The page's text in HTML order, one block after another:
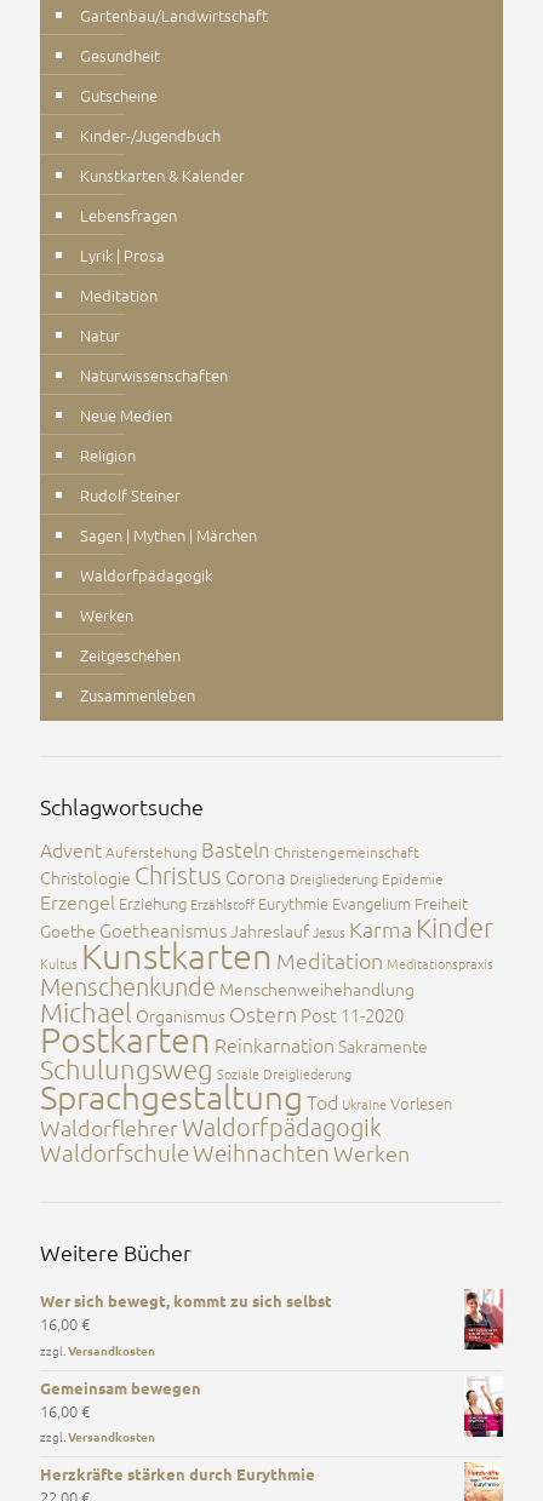
Gartenbau/Landwirtschaft
Gesundheit
Gutscheine
Kinder-/Jugendbuch
Kunstkarten & Kalender
Lebensfragen
Lyrik | Prosa
Meditation
Natur
Naturwissenschaften
Neue Medien
Religion
Rudolf Steiner
Sagen | Mythen | Märchen
Waldorfpädagogik
Werken
Zeitgeschehen
Zusammenleben
Schlagwortsuche
AdventAuferstehung Basteln Christengemeinschaft
Christologie Christus Corona Dreigliederung Epidemie
Erzengel Erziehung Erzählstoff Eurythmie Evangelium Freiheit
Goethe GoetheanismusJahreslaufJesus Karma Kinder
Kultus Kunstkarten Meditation Meditationspraxis
Menschenkunde Menschenweihehandlung
Michael Organismus Ostern Post 11-2020
Postkarten Reinkarnation Sakramente
Schulungsweg Soziale Dreigliederung
Sprachgestaltung Tod UkraineVorlesen
WaldorflehrerWaldorfpädagogik
WaldorfschuleWeihnachtenWerken
Weitere Bücher
Wer sich bewegt, kommt zu sich selbst
16,00€
zzgl. Versandkosten
Gemeinsam bewegen
16,00€
zzgl.Versandkosten
Herzkräfte stärken durch Eurythmie